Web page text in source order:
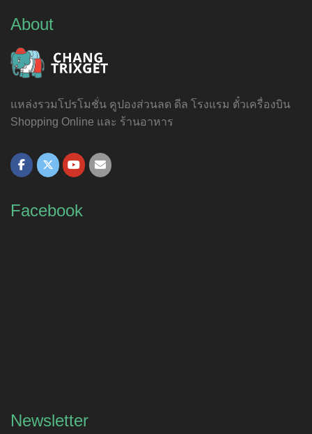
About
แหล่งรวมโปรโมชั่น คูปองส่วนลด ดีล โรงแรม ตั๋วเครื่องบิน
Shopping Online และ ร้านอาหาร
Facebook
Newsletter